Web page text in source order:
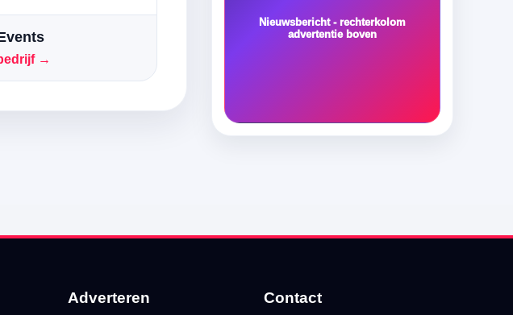
→
Nieuwsbericht - rechterkolom
advertentie boven
Adverteren Contact